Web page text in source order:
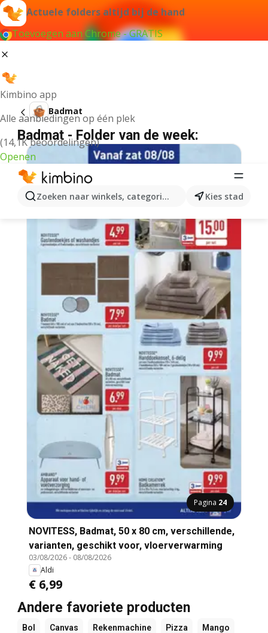
Actuele folders altijd bij de hand
Toevoegen aan Chrome - GRATIS
Kimbino app
Alle aanbiedingen op één plek
(14,1K beoordelingen)
Openen
Zoeken naar winkels, categorieën, producten...
Kies stad
Badmat
Badmat - Folder van de week:
Pagina 24
NOVITESS, Badmat, 50 x 80 cm, verschillende,
varianten, geschikt voor, vloerverwarming
03/08/2026- 08/08/2026
Aldi
€ 6,99
Andere favoriete producten
Bol Canvas Rekenmachine Pizza Mango